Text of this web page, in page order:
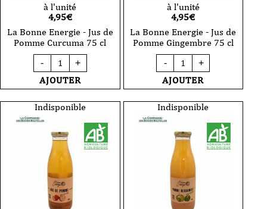
à l'unité
4,95€
La Bonne Energie - Jus de
Pomme Curcuma 75 cl
-
quantité
de
La
Bonne
-
Jus
Pomme
Curcuma
75
+
AJOUTER
à l'unité
4,95€
La Bonne Energie - Jus de
Pomme Gingembre 75 cl
-
quantité
de
La
Bonne
-
Jus
Pomme
Gingembre
75
+
AJOUTER
Indisponible Indisponible